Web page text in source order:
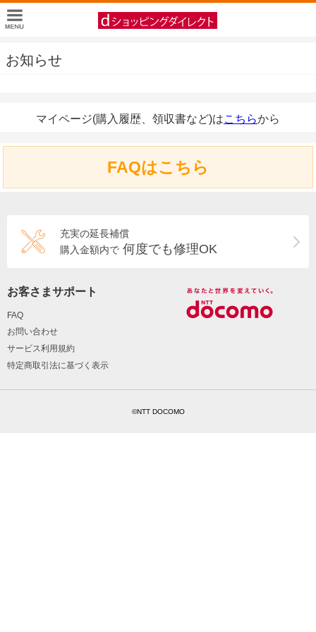
お知らせ
マイページ(購入履歴、領収書など)はこちらから
FAQはこちら
充実の延長補償
購入金額内で 何度でも修理OK
お客さまサポート
FAQ
お問い合わせ
サービス利用規約
特定商取引法に基づく表示
©NTT DOCOMO